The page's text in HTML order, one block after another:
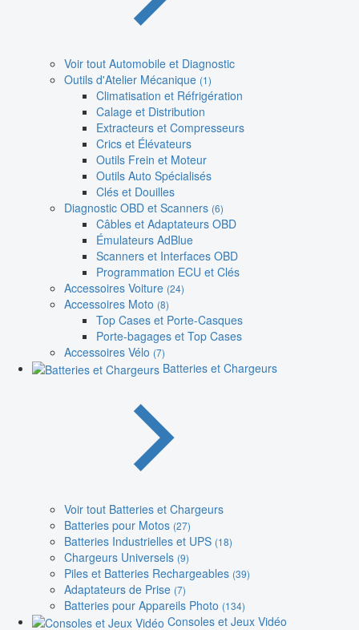
Voir tout Automobile et Diagnostic
Outils d'Atelier Mécanique (1)
Climatisation et Réfrigération
Calage et Distribution
Extracteurs et Compresseurs
Crics et Élévateurs
Outils Frein et Moteur
Outils Auto Spécialisés
Clés et Douilles
Diagnostic OBD et Scanners (6)
Câbles et Adaptateurs OBD
Émulateurs AdBlue
Scanners et Interfaces OBD
Programmation ECU et Clés
Accessoires Voiture (24)
Accessoires Moto (8)
Top Cases et Porte-Casques
Porte-bagages et Top Cases
Accessoires Vélo (7)
Batteries et Chargeurs
Voir tout Batteries et Chargeurs
Batteries pour Motos (27)
Batteries Industrielles et UPS (18)
Chargeurs Universels (9)
Piles et Batteries Rechargeables (39)
Adaptateurs de Prise (7)
Batteries pour Appareils Photo (134)
Consoles et Jeux Vidéo